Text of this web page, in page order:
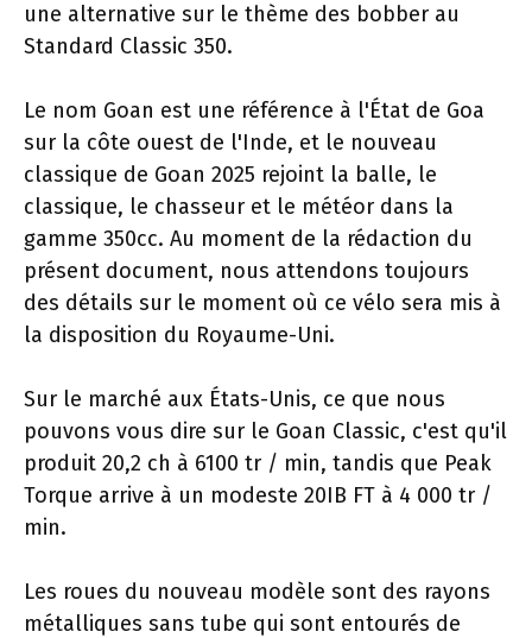
une alternative sur le thème des bobber au
Standard Classic 350.
Le nom Goan est une référence à l'État de Goa
sur la côte ouest de l'Inde, et le nouveau
classique de Goan 2025 rejoint la balle, le
classique, le chasseur et le météor dans la
gamme 350cc. Au moment de la rédaction du
présent document, nous attendons toujours
des détails sur le moment où ce vélo sera mis à
la disposition du Royaume-Uni.
Sur le marché aux États-Unis, ce que nous
pouvons vous dire sur le Goan Classic, c'est qu'il
produit 20,2 ch à 6100 tr / min, tandis que Peak
Torque arrive à un modeste 20IB FT à 4 000 tr /
min.
Les roues du nouveau modèle sont des rayons
métalliques sans tube qui sont entourés de